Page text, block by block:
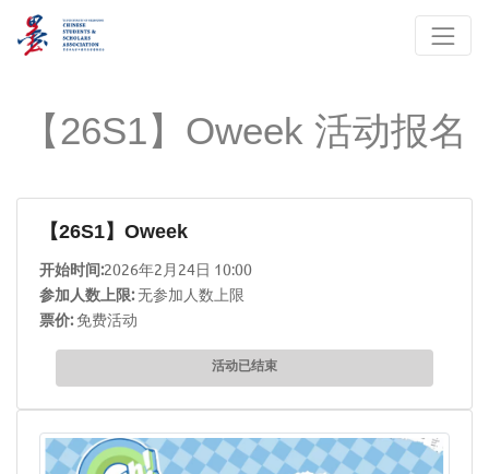
【26S1】Oweek 活动报名
【26S1】Oweek
开始时间:2026年2月24日 10:00
参加人数上限:无参加人数上限
票价:免费活动
活动已结束